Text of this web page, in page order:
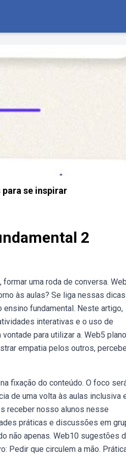
se inspirar
2
uma roda de conversa.
às aulas? Se liga nessas
ensino fundamental. Neste artigo,
interativas e o uso de
para utilizar a. Web5
empatia pelos outros,
fixação do conteúdo. O foco
de uma volta às aulas inclusiva
receber nosso alunos nesse
práticas e discussões em
não apenas. Web10 sugestões
Pedir que circulem a mão.